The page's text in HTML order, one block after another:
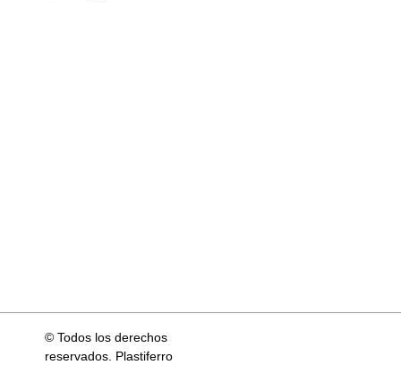
© Todos los derechos
reservados. Plastiferro